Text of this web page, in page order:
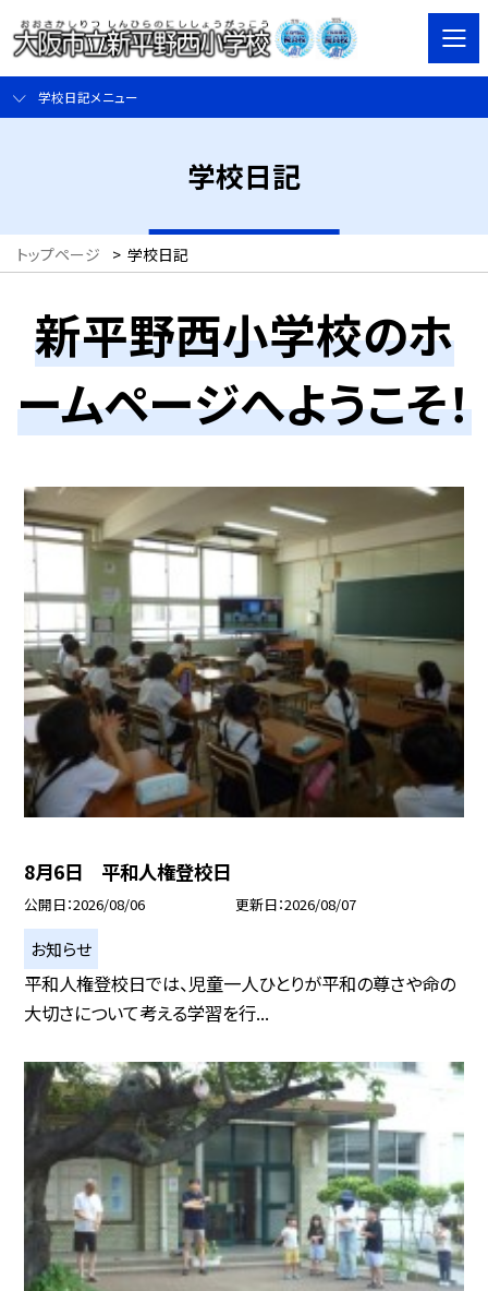
学校日記メニュー
学校日記
トップページ > 学校日記
新平野西小学校のホ
ームページへようこそ！
8月6日 平和人権登校日
公開日 2026/08/06 更新日 2026/08/07
お知らせ
平和人権登校日では、児童一人ひとりが平和の尊さや命の
大切さについて考える学習を行...